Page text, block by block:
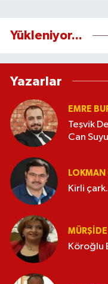
Yükleniyor...
Yazarlar
EMRE
Teşvik
Can
LOKMAN
Kirli
Köroğlu